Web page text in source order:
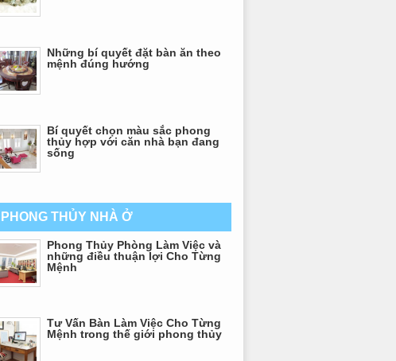
Những bí quyết đặt bàn ăn theo
mệnh đúng hướng
Bí quyết chọn màu sắc phong
thủy hợp với căn nhà bạn đang
sống
PHONG THỦY NHÀ Ở
Phong Thủy Phòng Làm Việc và
những điều thuận lợi Cho Từng
Mệnh
Tư Vấn Bàn Làm Việc Cho Từng
Mệnh trong thế giới phong thủy